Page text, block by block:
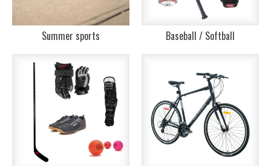
Summer sports Baseball / Softball